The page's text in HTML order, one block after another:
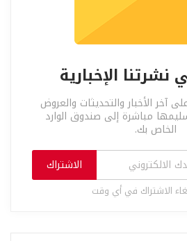
الإخبارية
آخر الأخبار والتحديثات والعروض
مباشرة إلى صندوق الوارد
الخاص بك.
الاشتراك
الاشتراك في أي وقت